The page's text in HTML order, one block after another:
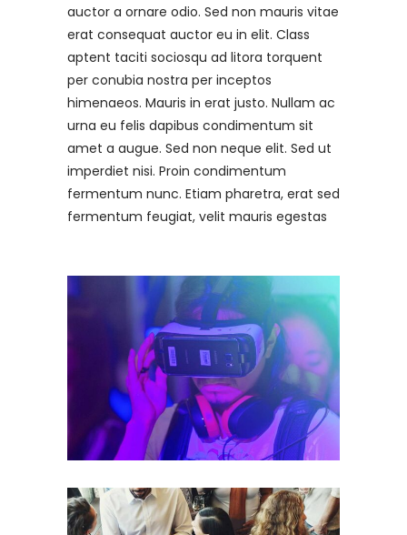
auctor a ornare odio. Sed non mauris vitae
erat consequat auctor eu in elit. Class
aptent taciti sociosqu ad litora torquent
per conubia nostra per inceptos
himenaeos. Mauris in erat justo. Nullam ac
urna eu felis dapibus condimentum sit
amet a augue. Sed non neque elit. Sed ut
imperdiet nisi. Proin condimentum
fermentum nunc. Etiam pharetra, erat sed
fermentum feugiat, velit mauris egestas